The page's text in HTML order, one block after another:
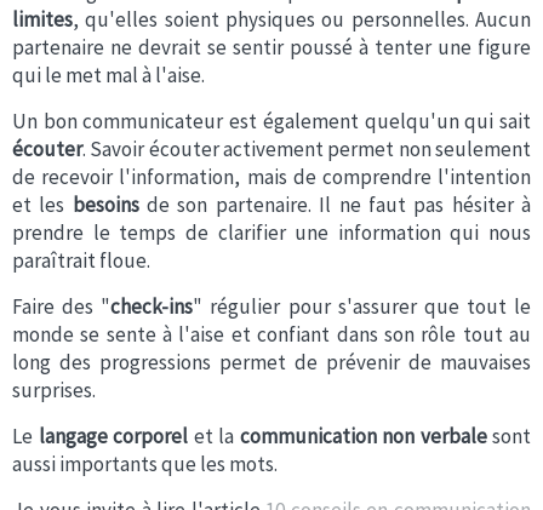
limites, qu'elles soient physiques ou personnelles. Aucun
partenaire ne devrait se sentir poussé à tenter une figure
qui le met mal à l'aise.
Un bon communicateur est également quelqu'un qui sait
écouter. Savoir écouter activement permet non seulement
de recevoir l'information, mais de comprendre l'intention
et les besoinsde son partenaire. Il ne faut pas hésiter à
prendre le temps de clarifier une information qui nous
paraîtrait floue.
Faire des "check-ins" régulier pour s'assurer que tout le
monde se sente à l'aise et confiant dans son rôle tout au
long des progressions permet de prévenir de mauvaises
surprises.
Le langage corporel et la communication non verbalesont
aussi importants que les mots.